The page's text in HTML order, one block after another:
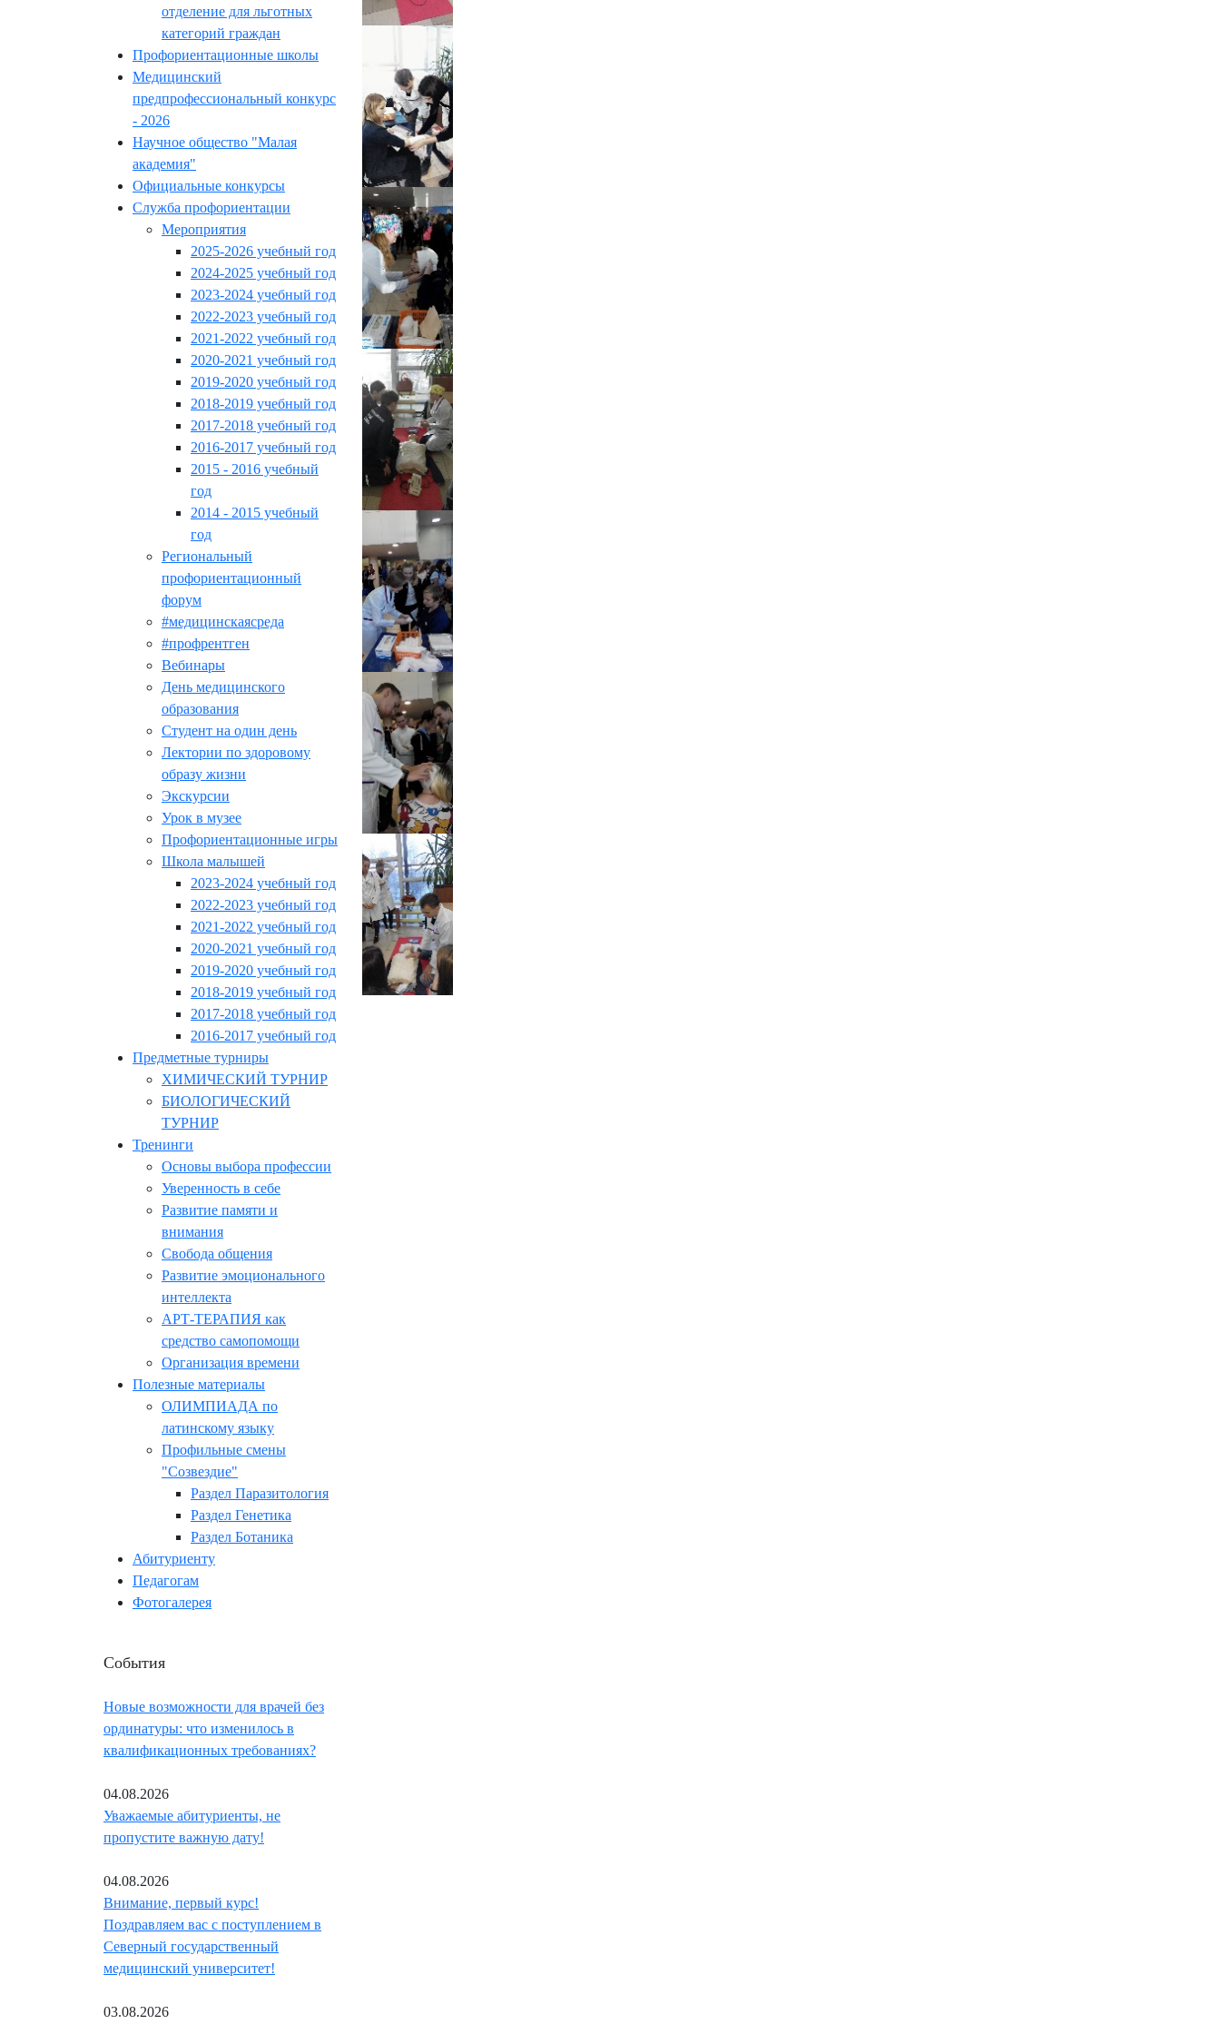
отделение для льготных
категорий граждан
Профориентационные школы
Медицинский
предпрофессиональный конкурс
- 2026
Научное общество "Малая
академия"
Официальные конкурсы
Служба профориентации
Мероприятия
2025-2026 учебный год
2024-2025 учебный год
2023-2024 учебный год
2022-2023 учебный год
2021-2022 учебный год
2020-2021 учебный год
2019-2020 учебный год
2018-2019 учебный год
2017-2018 учебный год
2016-2017 учебный год
2015 - 2016 учебный
год
2014 - 2015 учебный
год
Региональный
профориентационный
форум
#медицинскаясреда
#профрентген
Вебинары
День медицинского
образования
Студент на один день
Лектории по здоровому
образу жизни
Экскурсии
Урок в музее
Профориентационные игры
Школа малышей
2023-2024 учебный год
2022-2023 учебный год
2021-2022 учебный год
2020-2021 учебный год
2019-2020 учебный год
2018-2019 учебный год
2017-2018 учебный год
2016-2017 учебный год
Предметные турниры
ХИМИЧЕСКИЙ ТУРНИР
БИОЛОГИЧЕСКИЙ
ТУРНИР
Тренинги
Основы выбора профессии
Уверенность в себе
Развитие памяти и
внимания
Свобода общения
Развитие эмоционального
интеллекта
АРТ-ТЕРАПИЯ как
средство самопомощи
Организация времени
Полезные материалы
ОЛИМПИАДА по
латинскому языку
Профильные смены
"Созвездие"
Раздел Паразитология
Раздел Генетика
Раздел Ботаника
Абитуриенту
Педагогам
Фотогалерея
События
Новые возможности для врачей без
ординатуры: что изменилось в
квалификационных требованиях?
04.08.2026
Уважаемые абитуриенты, не
пропустите важную дату!
04.08.2026
Внимание, первый курс!
Поздравляем вас с поступлением в
Северный государственный
медицинский университет!
03.08.2026